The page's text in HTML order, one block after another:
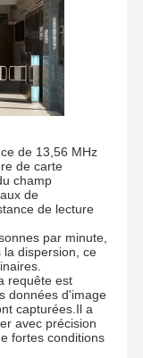
de 13,56 MHz
de carte
champ
de
de lecture
par minute,
la dispersion, ce
requête est
données d'image
capturées.Il a
avec précision
fortes conditions